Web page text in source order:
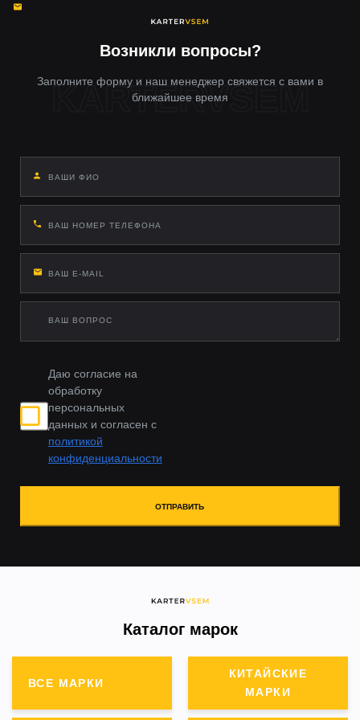
используют оригинальные крепления, герметизируют
Возникли вопросы?
Заполните форму и наш менеджер свяжется с вами в
ближайшее время
Даю согласие на
обработку
персональных
данных и согласен с
политикой
конфиденциальности
ОТПРАВИТЬ
Каталог марок
ВСЕ МАРКИ
КИТАЙСКИЕ
МАРКИ